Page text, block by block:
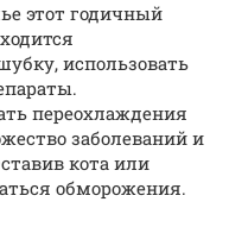
этот годичный
использовать
переохлаждения
заболеваний и
кота или
обморожения.